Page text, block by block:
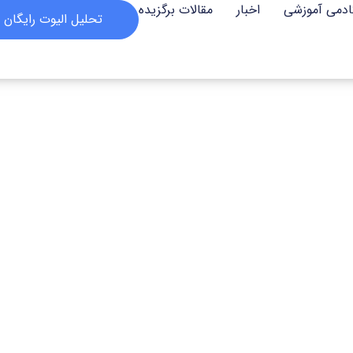
آموزشی اخبار مقالات برگزیده تحلیل الیوت رایگان